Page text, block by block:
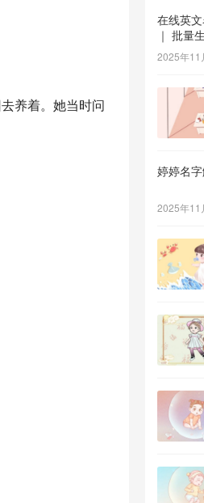
养着。她当时问
在线英
｜ 批量
具 _1
2025年11
婷婷名
2025年11